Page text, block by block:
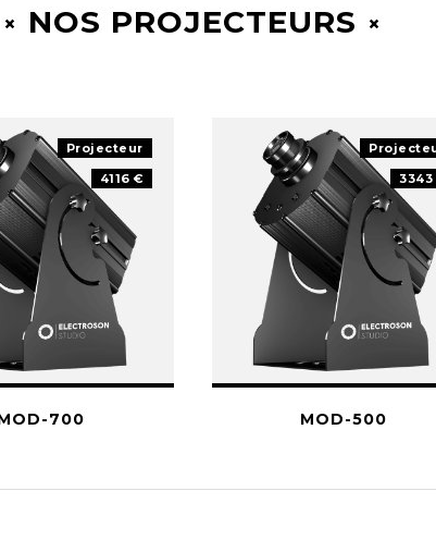
NOS PROJECTEURS
Projecteur
4116 €
700
3343
MOD-500